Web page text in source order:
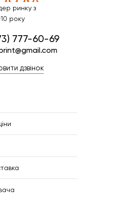
ринку з
року
777-60-69
дзвінок